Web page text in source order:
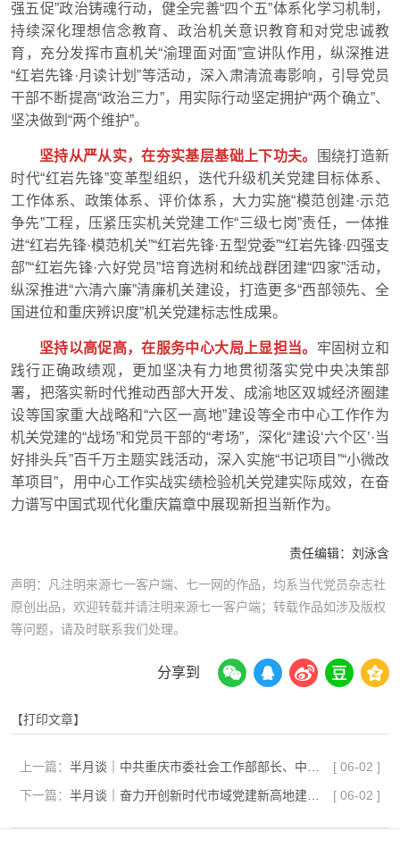
强五促”政治铸魂行动，健全完善“四个五”体系化学习机制，
持续深化理想信念教育、政治机关意识教育和对党忠诚教
育，充分发挥市直机关“渝理面对面”宣讲队作用，纵深推进
“红岩先锋·月读计划”等活动，深入肃清流毒影响，引导党员
干部不断提高“政治三力”，用实际行动坚定拥护“两个确立”、
坚决做到“两个维护”。
坚持从严从实，在夯实基层基础上下功夫。
围绕打造新
时代“红岩先锋”变革型组织，迭代升级机关党建目标体系、
工作体系、政策体系、评价体系，大力实施“模范创建·示范
争先”工程，压紧压实机关党建工作“三级七岗”责任，一体推
进“红岩先锋·模范机关”“红岩先锋·五型党委”“红岩先锋·四强支
部”“红岩先锋·六好党员”培育选树和统战群团建“四家”活动，
纵深推进“六清六廉”清廉机关建设，打造更多“西部领先、全
国进位和重庆辨识度”机关党建标志性成果。
坚持以高促高，在服务中心大局上显担当。 牢固树立和
践行正确政绩观，更加坚决有力地贯彻落实党中央决策部
署，把落实新时代推动西部大开发、成渝地区双城经济圈建
设等国家重大战略和“六区一高地”建设等全市中心工作作为
机关党建的“战场”和党员干部的“考场”，深化“建设‘六个区’·当
好排头兵”百千万主题实践活动，深入实施“书记项目”“小微改
革项目”，用中心工作实战实绩检验机关党建实际成效，在奋
力谱写中国式现代化重庆篇章中展现新担当新作为。
责任编辑： 刘泳含
声明：凡注明来源七一客户端、七一网的作品，均系当代党员杂志社
原创出品，欢迎转载并请注明来源七一客户端；转载作品如涉及版权
等问题，请及时联系我们处理。
分享到
【打印文章】
上一篇： 半月谈｜中共重庆市委社会工作部部长、中共重庆市委非公有制经济组织和社会组织工作委员会书记邹勇：筑堡垒 聚合力 促发展 奋力开创新兴领域党建新局面 [ 06-02 ]
下一篇：
半月谈｜奋力开创新时代市域党建新高地建设新局面 [ 06-02 ]